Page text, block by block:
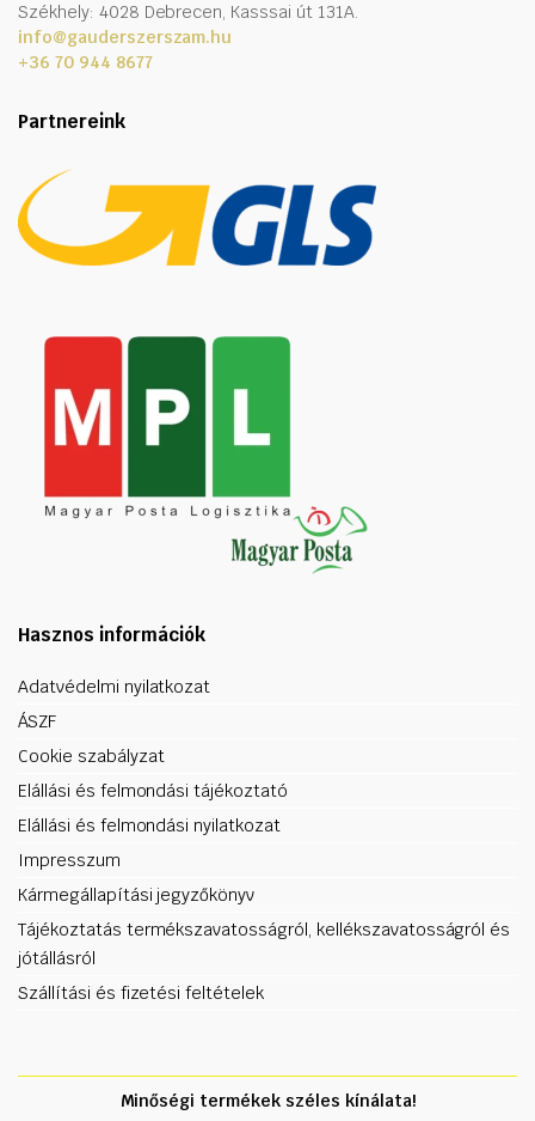
Székhely: 4028 Debrecen, Kasssai út 131A.
info@gauderszerszam.hu
+36 70 944 8677
Partnereink
Hasznos információk
Adatvédelmi nyilatkozat
ÁSZF
Cookie szabályzat
Elállási és felmondási tájékoztató
Elállási és felmondási nyilatkozat
Impresszum
Kármegállapítási jegyzőkönyv
Tájékoztatás termékszavatosságról, kellékszavatosságról és
jótállásról
Szállítási és fizetési feltételek
Minőségi termékek széles kínálata!